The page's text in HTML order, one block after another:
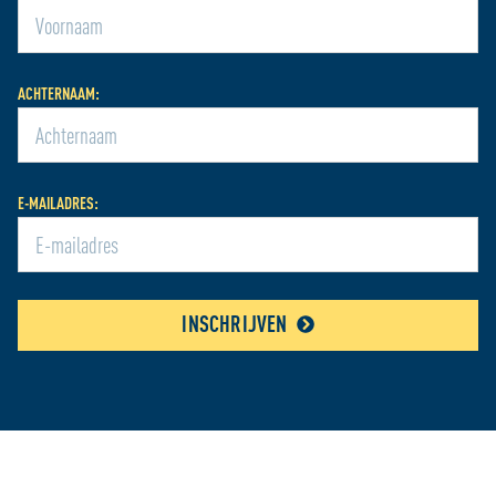
ACHTERNAAM:
E-MAILADRES:
INSCHRIJVEN